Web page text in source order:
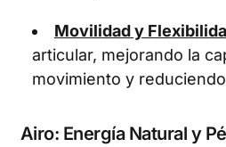
Movilidad y
articular, mejorando la
movimiento y
Airo: Energía Natural y